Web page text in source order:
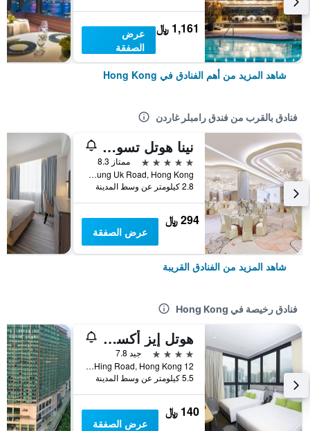
1,161 ﷼
عرض
الصفقة
شاهد المزيد من أهم الفنادق في Hong Kong
فنادق بالقرب من فندق رامبلر غاردن
نينا هوتل تسوين وان ويست
5 نجوم
ممتاز 8.3
No. 8 Yeung Uk Road, Hong Kong, هونغ كونغ
2.8 كيلومتر عن وسط المدينة
294 ﷼
عرض الصفقة
شاهد المزيد من الفنادق القريبة
فنادق رخيصة في Hong Kong
هوتل إيز أكسيس تسين وان
4 نجوم
جيد 7.8
12 Ka Hing Road, Hong Kong, هونغ كونغ
5.5 كيلومتر عن وسط المدينة
140 ﷼
عرض الصفقة